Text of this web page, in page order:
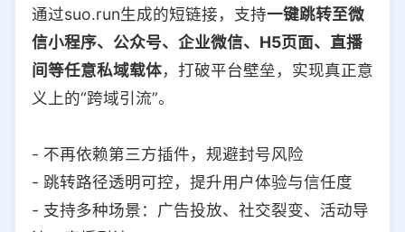
通过suo.run生成的短链接，支持一键跳转至微
信小程序、公众号、企业微信、H5页面、直播
间等任意私域载体，打破平台壁垒，实现真正意
义上的“跨域引流”。
- 不再依赖第三方插件，规避封号风险
- 跳转路径透明可控，提升用户体验与信任度
- 支持多种场景：广告投放、社交裂变、活动导